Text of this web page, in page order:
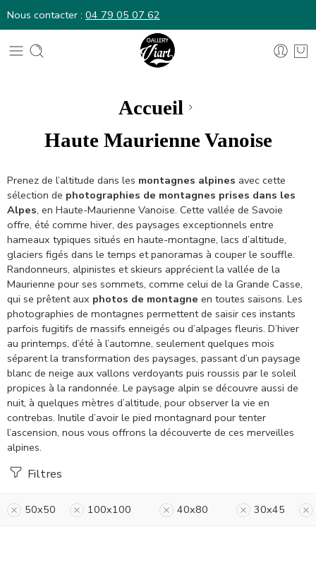
Nous contacter : 04 79 05 07 62
Accueil
Haute Maurienne Vanoise
Prenez de l’altitude dans les montagnes alpines avec cette
sélection de photographies de montagnes prises dans les
Alpes, en Haute-Maurienne Vanoise. Cette vallée de Savoie
offre, été comme hiver, des paysages exceptionnels entre
hameaux typiques situés en haute-montagne, lacs d’altitude,
glaciers figés dans le temps et panoramas à couper le souffle.
Randonneurs, alpinistes et skieurs apprécient la vallée de la
Maurienne pour ses sommets, comme celui de la Grande Casse,
qui se prêtent aux photos de montagne en toutes saisons. Les
photographies de montagnes permettent de saisir ces instants
parfois fugitifs de massifs enneigés ou d’alpages fleuris. D’hiver
au printemps, d’été à l’automne, seulement quelques mois
séparent la transformation des paysages, passant d’un paysage
blanc de neige aux vallons verdoyants puis roussis par le soleil
propices à la randonnée. Le paysage alpin se découvre aussi de
nuit, à quelques mètres d’altitude, pour observer la vie en
contrebas. Inutile d’avoir le pied montagnard pour tenter
l’ascension, nous vous offrons la découverte de ces merveilles
alpines.
Filtres
50x50 100x100 40x80 30x45